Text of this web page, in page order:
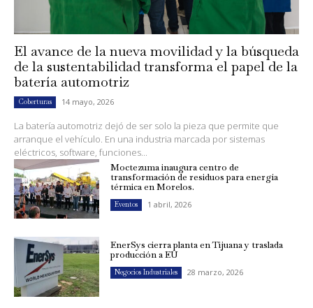
El avance de la nueva movilidad y la búsqueda
de la sustentabilidad transforma el papel de la
batería automotriz
Coberturas 14 mayo, 2026
La batería automotriz dejó de ser solo la pieza que permite que
arranque el vehículo. En una industria marcada por sistemas
eléctricos, software, funciones...
Moctezuma inaugura centro de
transformación de residuos para energía
térmica en Morelos.
Eventos 1 abril, 2026
EnerSys cierra planta en Tijuana y traslada
producción a EU
Negocios Industriales 28 marzo, 2026